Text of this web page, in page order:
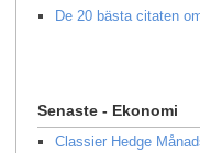
De 20 bästa citaten
Senaste - Ekonomi
Classier Hedge